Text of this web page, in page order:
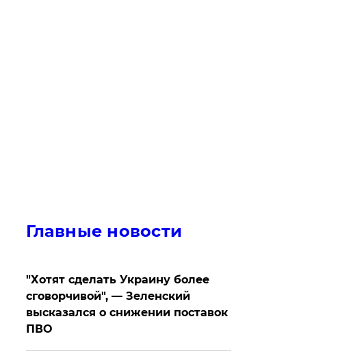
Главные новости
​"Хотят сделать Украину более
сговорчивой", — Зеленский
высказался о снижении поставок
ПВО